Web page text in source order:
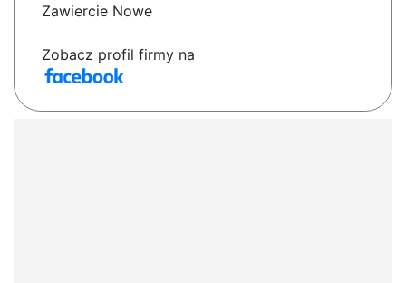
Zawiercie Nowe
Zobacz profil firmy na